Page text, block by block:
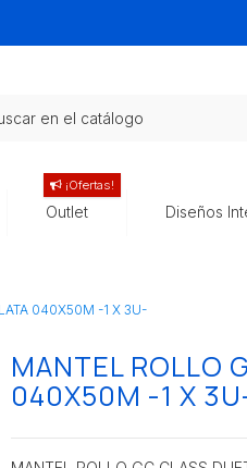
Outlet
¡Ofertas!
Diseños
040X50M -1 X 3U-
MANTEL ROLLO
040X50M -1 X